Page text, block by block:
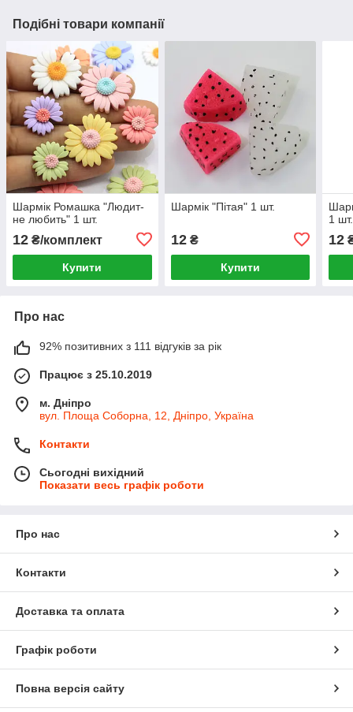
Подібні товари компанії
Шармік Ромашка "Людит-
не любить" 1 шт.
12 ₴/комплект
Купити
Шармік "Пітая" 1 шт.
12₴
Купити
1 шт.
12
Про нас
92% позитивних з 111 відгуків за рік
Працює з 25.10.2019
м. Дніпро
вул. Площа Соборна, 12, Дніпро, Україна
Контакти
Сьогодні вихідний
Показати весь графік роботи
Про нас
Контакти
Доставка та оплата
Графік роботи
Повна версія сайту